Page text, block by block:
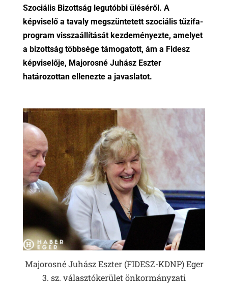
Szociális Bizottság legutóbbi üléséről. A
képviselő a tavaly megszüntetett szociális tűzifa-
program visszaállítását kezdeményezte, amelyet
a bizottság többsége támogatott, ám a Fidesz
képviselője, Majorosné Juhász Eszter
határozottan ellenezte a javaslatot.
Majorosné Juhász Eszter (FIDESZ-KDNP) Eger
3. sz. választókerület önkormányzati